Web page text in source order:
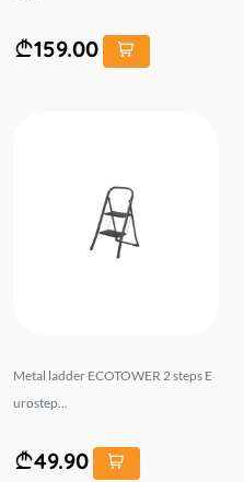
159.00
Metal ladder ECOTOWER 2 steps E
urostep...
49.90